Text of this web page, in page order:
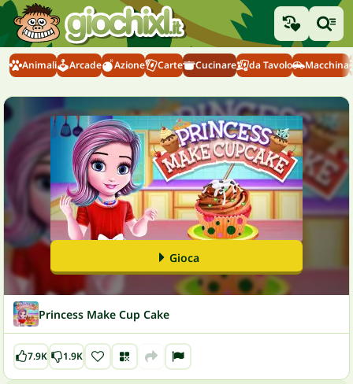
Animali Arcade Azione Carte Cucinare da Tavolo Macchina
Gioca
Princess Make Cup Cake
7.9K 1.9K